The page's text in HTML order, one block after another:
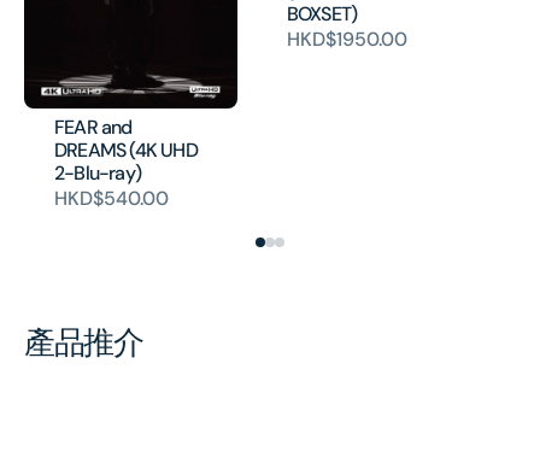
FEAR and
DREAMS (4K UHD
2-Blu-ray)
HKD$540.00
BOXSET)
HKD$1950.00
產品推介